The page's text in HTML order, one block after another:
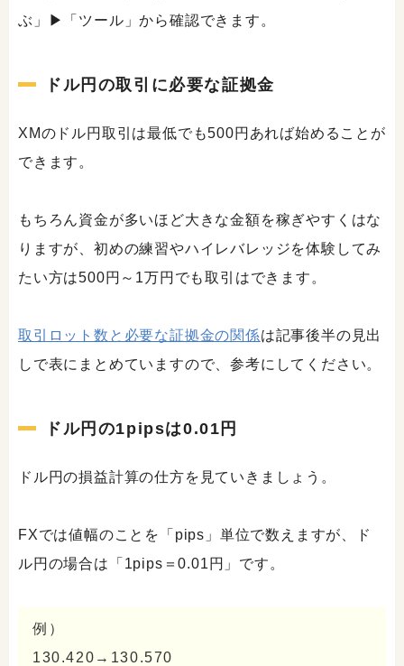
ぶ」▶「ツール」から確認できます。
ドル円の取引に必要な証拠金
XMのドル円取引は最低でも500円あれば始めることが
できます。
もちろん資金が多いほど大きな金額を稼ぎやすくはな
りますが、初めの練習やハイレバレッジを体験してみ
たい方は500円～1万円でも取引はできます。
取引ロット数と必要な証拠金の関係は記事後半の見出
しで表にまとめていますので、参考にしてください。
ドル円の1pipsは0.01円
ドル円の損益計算の仕方を見ていきましょう。
FXでは値幅のことを「pips」単位で数えますが、ド
ル円の場合は「1pips＝0.01円」です。
例）
130.420→130.570